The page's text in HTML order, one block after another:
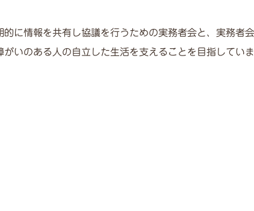
に情報を共有し協議を行うための実務者会と、実務者
いのある人の自立した生活を支えることを目指していま